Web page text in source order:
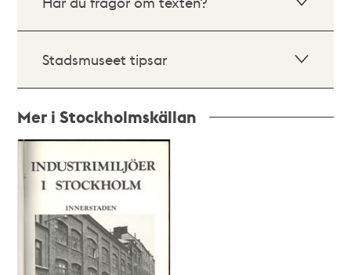
Stadsmuseet tipsar
Mer i Stockholmskällan
Relaterade
poster